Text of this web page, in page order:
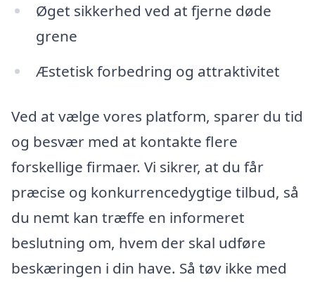
Øget sikkerhed ved at fjerne døde
grene
Æstetisk forbedring og attraktivitet
Ved at vælge vores platform, sparer du tid
og besvær med at kontakte flere
forskellige firmaer. Vi sikrer, at du får
præcise og konkurrencedygtige tilbud, så
du nemt kan træffe en informeret
beslutning om, hvem der skal udføre
beskæringen i din have. Så tøv ikke med